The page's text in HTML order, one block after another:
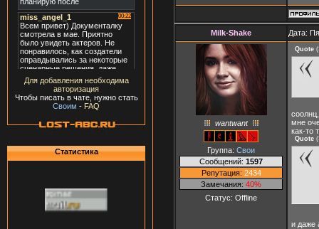
Для добавления необходима
авторизация
Чтобы писать в чате, нужно стать
Своим - FAQ
Статистика
Milk-Shake Дата:
wantwant
Группа: Свои
Сообщений: 1597
Репутация: 2434
Замечания: 40%
Статус: Offline
Quote (
мне
как-то
Quote (
и даже